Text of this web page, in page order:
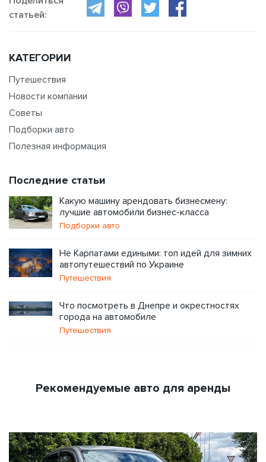
статьей:
КАТЕГОРИИ
Путешествия
Новости компании
Советы
Подборки авто
Полезная информация
Последние статьи
Какую машину арендовать бизнесмену:
лучшие автомобили бизнес-класса
Подборки авто
Не Карпатами едиными: топ идей для зимних
автопутешествий по Украине
Путешествия
Что посмотреть в Днепре и окрестностях
города на автомобиле
Путешествия
Рекомендуемые авто для аренды